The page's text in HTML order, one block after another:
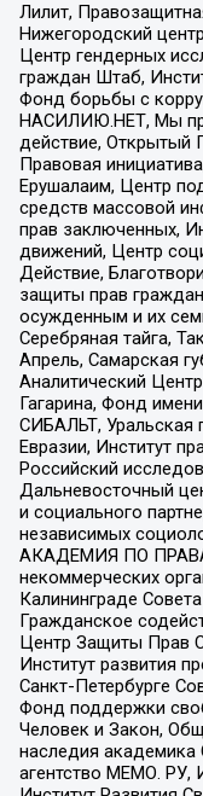
Лилит,
Нижегородский
Центр гендерных
граждан Штаб,
Фонд борьбы с
НАСИЛИЮ.НЕТ, Мы
действие, Открытый
Правовая
Ерушалаим, Центр
средств массовой
прав заключенных,
движений, Центр
Действие,
защиты прав
осужденным и их
Серебряная тайга,
Апрель, Самарская
Аналитический
Гагарина, Фонд
СИБАЛЬТ, Уральская
Евразии, Институт
Российский
Дальневосточный
и социального
независимых
АКАДЕМИЯ ПО
некоммерческих
Калининграде
Гражданское
Центр Защиты Прав
Институт развития
Санкт-Петербурге
Фонд поддержки
Человек и Закон,
наследия
агентство МЕМО. РУ,